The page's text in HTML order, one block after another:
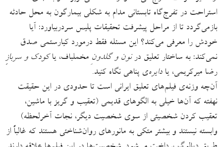
استراحت در تفرج‌گاه تابستانی مدام به شکلی بیمارگون به محل حادثه
بازمی‌گردد تا از مراحل پیشرفت تحقیقات پلیس سردربیاورد: آیا
خودش را معرفی می‌کند؟ این مسئله فقط درمورد کیارستمی صدق
نمی‌کند: به ساختار تعلیق درنون و گلدونِ مخملباف، یاکودک و سرباز
رضا میرکریمی، یادایره‌ی پناهی نگاه کنید.
آن‌چه وزنه‌ی فیلم‌های تعلیق ایرانی است تا حدودی در این حقیقت
نهفته که آن‌ها خیلی به الگوهای قدیمی (تعقیب و گریز با ماشین،
تعقیب کردن شخصیتی از سوی شخصیت دیگر، نجات آخرلحظه)
وابسته نیستند و بیشتر متکی به مانورهای روان‌شناختی هستند که غالباً از